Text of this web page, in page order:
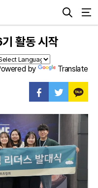
활동 시작
by Translate